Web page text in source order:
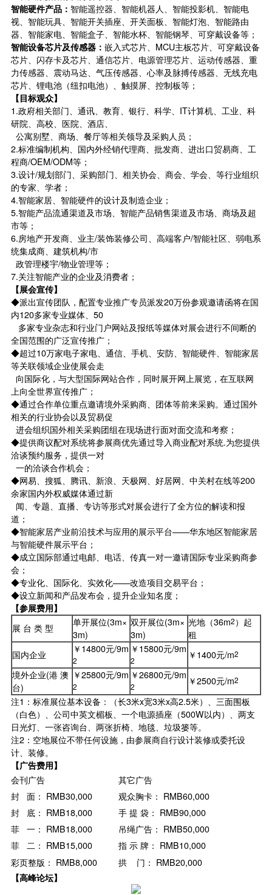
智能硬件产品： 智能遥控器、智能机器人、智能投影机、智能电
视、智能玩具、智能开关插座、开关面板、智能灯泡、智能路由
器、智能家电、智能盒子、智能水杯、智能钢琴、可穿戴设备等；
智能设备芯片及传感器： 嵌入式芯片、MCU主板芯片、可穿戴设备
芯片、闪存卡及芯片、通信芯片、电源管理芯片、运动传感器、重
力传感器、震动马达、气压传感器、心率及脉搏传感器、无线充电
芯片、锂电池（纽扣电池）、触摸屏、控制板等；
【目标观众】
1.政府相关部门、通讯、教育、银行、科学、IT计算机、工业、科
研院、高校、医院、酒店、
公寓别墅、商场、餐厅等相关领导及采购人员；
2.标准编制机构、国内外经销代理商、批发商、进出口贸易商、工
程商/OEM/ODM等；
3.设计/规划部门、采购部门、相关协会、商会、学会、等行业组织
的专家、学者；
4.智能家居、智能硬件的设计及制造企业；
5.智能产品流通渠道及市场、智能产品销售渠道及市场、商场及超
市等；
6.房地产开发商、业主/装饰装修公司、高端客户/智能社区、弱电系
统集成商、建筑机构/市
政管理楼宇/物业管理等；
7.关注智能产业的企业及消费者；
【展会宣传】
◆派出宣传团队，配置专业推广专员派发20万份参观邀请函将在国
内120多家专业媒体、50
多家专业杂志和行业门户网站及报纸等媒体对展会进行不间断的
全国范围的广泛宣传推广；
◆超过10万家电子家电、通信、手机、安防、智能硬件、智能家居
等关联领域企业使展会走
向国际化，与大型国际网站合作，同时展开网上展览，在互联网
上向全世界宣传推广；
◆通过合作单位重点邀请境外采购商、团体等前来采购。通过国外
相关的行业协会以及贸易促
进会组织国外相关采购团组在现场进行面对面交流和考察；
◆提供商议配对系统将参展商优先通过导入商业配对系统.为您提供
洽谈预约服务，提供一对
一的洽谈合作机会；
◆网易、搜狐、腾讯、新浪、天极网、好居网、中关村在线等200
余家国内外权威媒体通过新
闻、专题、直播、专访等形式对展会进行了全方位的解读和报
道；
◆智能家居产业前沿技术与应用的展示平台——华东地区智能家居
与智能硬件展示平台；
◆成立国际部通过电邮、电话、传真一对一邀请国际专业采购商参
会；
◆专业化、国际化、实效化——改造项目交易平台；
◆设立新闻和产品发布会，提升企业知名度；
【参展费用】
展 台 类 型
单开展位(3m×
3m)
双开展位(3m×
3m)
光地（36m2）起
租
国内企业
￥14800元/9m
2
￥15800元/9m
2 ￥1400元/m2
境外企业(港 澳
台)
￥25800元/9m
2
￥26800元/9m
2 ￥2500元/m2
注1：标准展位基本设备：（长3米x宽3米x高2.5米）、三面围板
（白色）、公司中英文楣板、一个电源插座（500W以内）、两支
日光灯、一张咨询台、两张折椅、地毯、垃圾篓等。
注2：空地展位不带任何设施，由参展商自行设计装修或委托设
计、装修。
【广告费用】
会刊广告
其它广告
封 面： RMB30,000
观众胸卡： RMB60,000
封 底： RMB18,000
手 提 袋： RMB90,000
菲 一： RMB18,000
吊绳广告： RMB50,000
菲 二： RMB15,000
指 示 牌： RMB10,000
彩页整版： RMB8,000
拱 门： RMB20,000
【高峰论坛】